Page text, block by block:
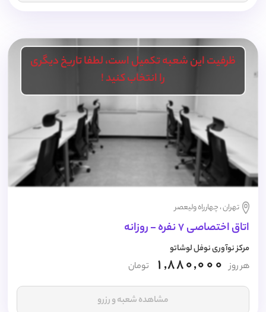
ظرفیت این شعبه تکمیل است، لطفا تاریخ دیگری
را انتخاب کنید !
تهران ، چهارراه ولیعصر
اتاق اختصاصی 7 نفره - روزانه
مرکز نوآوری نوفل لوشاتو
هر روز 1,880,000 تومان
مشاهده شعبه و رزرو